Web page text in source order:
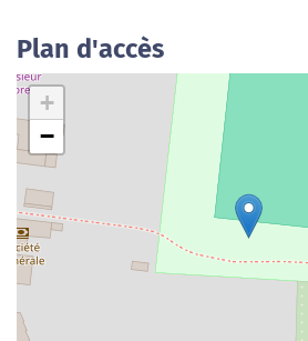
Plan d'accès
+
−